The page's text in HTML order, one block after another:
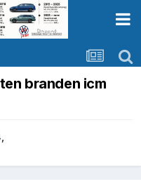
branden icm
,